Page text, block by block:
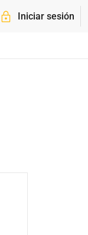
Iniciar sesión